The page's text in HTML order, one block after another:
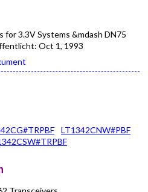
for 3.3V Systems &mdash DN75
Oct 1, 1993
LT1342CNW#PBF